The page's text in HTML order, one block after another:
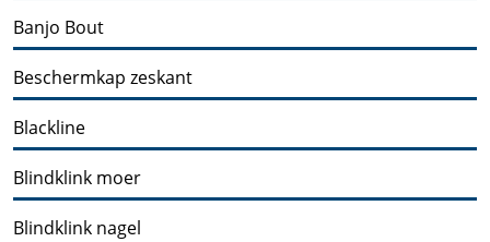
Banjo Bout
Beschermkap zeskant
Blackline
Blindklink moer
Blindklink nagel